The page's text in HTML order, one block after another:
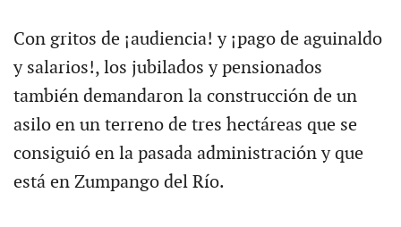
Con gritos de ¡audiencia! y ¡pago de aguinaldo
y salarios!, los jubilados y pensionados
también demandaron la construcción de un
asilo en un terreno de tres hectáreas que se
consiguió en la pasada administración y que
está en Zumpango del Río.